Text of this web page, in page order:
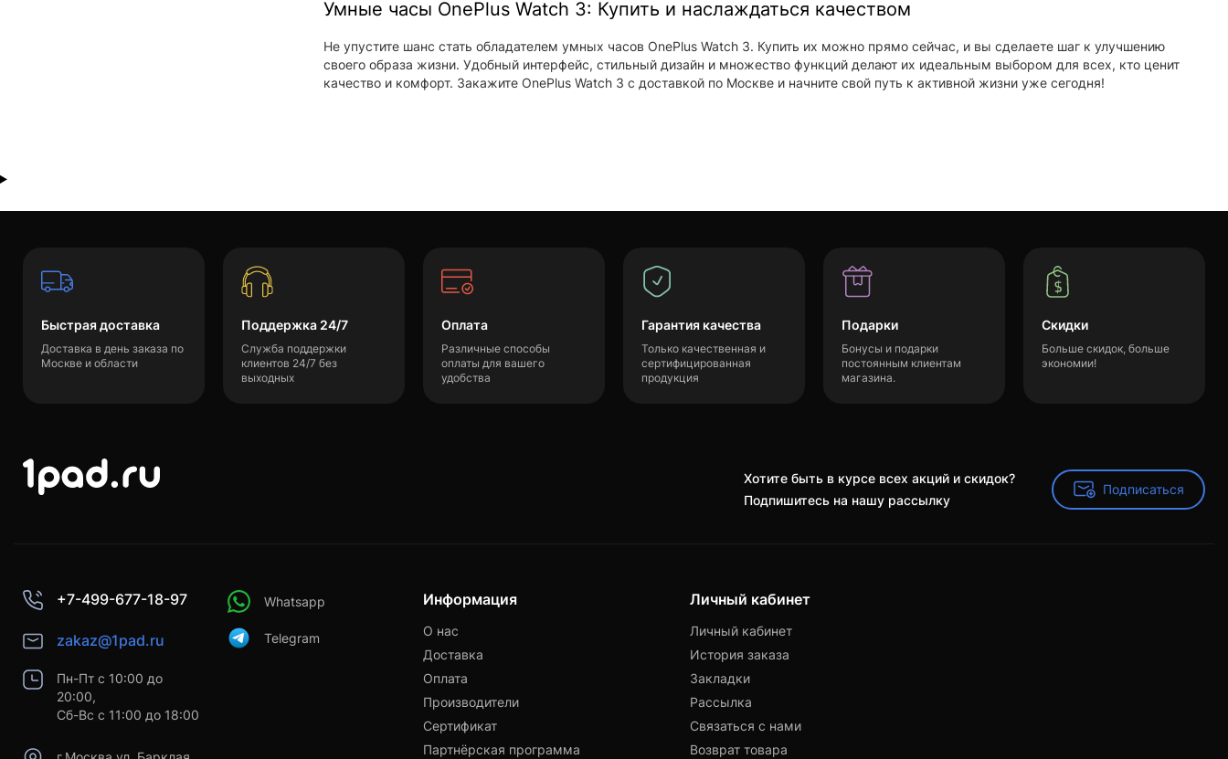
Умные часы OnePlus Watch 3: Купить и наслаждаться качеством
Не упустите шанс стать обладателем умных часов OnePlus Watch 3. Купить их можно прямо сейчас, и вы сделаете шаг к улучшению
своего образа жизни. Удобный интерфейс, стильный дизайн и множество функций делают их идеальным выбором для всех, кто ценит
качество и комфорт. Закажите OnePlus Watch 3 с доставкой по Москве и начните свой путь к активной жизни уже сегодня!
Быстрая доставка
Доставка в день заказа по
Москве и области
Поддержка 24/7
Служба поддержки
клиентов 24/7 без
выходных
Оплата
Различные способы
оплаты для вашего
удобства
Гарантия качества
Только качественная и
сертифицированная
продукция
Подарки
Бонусы и подарки
постоянным клиентам
магазина.
Скидки
Больше скидок, больше
экономии!
Хотите быть в курсе всех акций и скидок?
Подпишитесь на нашу рассылку
Подписаться
Подписаться
+7-499-677-18-97
zakaz@1pad.ru
Пн-Пт с 10:00 до
20:00,
Сб-Вс с 11:00 до 18:00
Whatsapp
Telegram
Информация
О нас
Доставка
Оплата
Производители
Сертификат
Партнёрская программа
Личный кабинет
Личный кабинет
История заказа
Закладки
Рассылка
Связаться с нами
Возврат товара